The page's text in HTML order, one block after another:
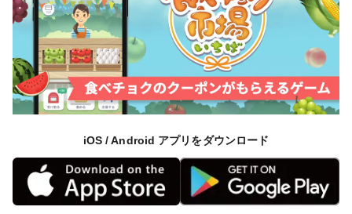
スターナイト＝シーズンを通して糖度が安定したイチゴ
のんほいベリー＝三好アグリテック㈱様提供の試験栽培
品種。果肉はやや柔らかめで甘味と酸味のバランスが良
いイチゴ
スーパーなどで売られているイチゴは、輸送のことや日
持ちすることを考えて７割程度の赤さのものが売られて
います。
iOS / Android アプリをダウンロード